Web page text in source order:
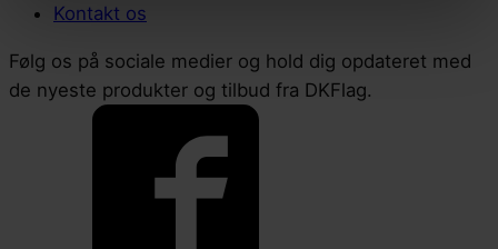
Kontakt os
Følg os på sociale medier og hold dig opdateret med
de nyeste produkter og tilbud fra DKFlag.